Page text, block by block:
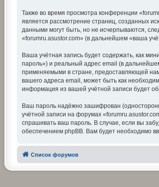
Также во время просмотра конференции
является рассмотрение страниц, созданных
данными могут быть, но не исчерпываются,
«forumru.asustor.com» (в дальнейшем «ваша
Ваша учётная запись будет содержать, как
пароль») и реальный адрес email (в
применяемыми в стране, предоставляющей
вашего адреса email, может быть как
информация из вашей учётной записи будет
Ваш пароль надёжно зашифрован
учётной записи на форумах
спрашивать ваш пароль. В случае, если вы
обеспечением phpBB. Вам будет необходимо
Список форумов